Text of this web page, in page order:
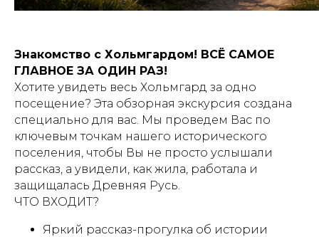
Знакомство с Хольмгардом! ВСЁ САМОЕ
ГЛАВНОЕ ЗА ОДИН РАЗ!
Хотите увидеть весь Хольмгард за одно
посещение? Эта обзорная экскурсия создана
специально для вас. Мы проведем Вас по
ключевым точкам нашего исторического
поселения, чтобы Вы не просто услышали
рассказ, а увидели, как жила, работала и
защищалась Древняя Русь.
ЧТО ВХОДИТ?
Яркий рассказ-прогулка об истории